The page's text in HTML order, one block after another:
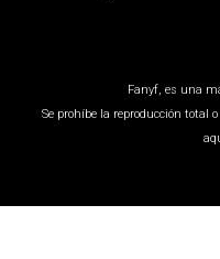
Fanyf, es una
Se prohíbe la reproducción total